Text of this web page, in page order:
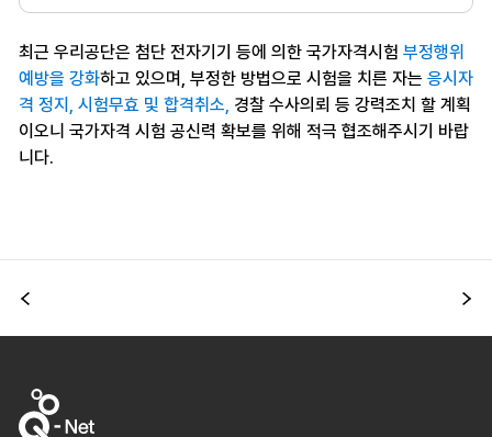
최근 우리공단은 첨단 전자기기 등에 의한 국가자격시험 부정행위
예방을 강화하고 있으며, 부정한 방법으로 시험을 치른 자는 응시자
격 정지, 시험무효 및 합격취소, 경찰 수사의뢰 등 강력조치 할 계획
이오니 국가자격 시험 공신력 확보를 위해 적극 협조해주시기 바랍
니다.
이전